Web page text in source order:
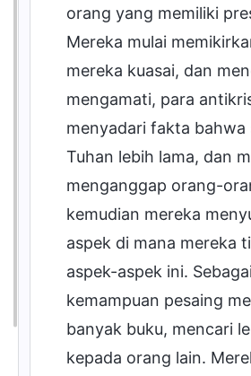
orang yang memiliki
Mereka mulai
mereka kuasai, dan
mengamati, para
menyadari fakta bahwa
Tuhan lebih lama, dan
menganggap orang-
kemudian mereka
aspek di mana mereka
aspek-aspek ini.
kemampuan pesaing
banyak buku, mencari
kepada orang lain.